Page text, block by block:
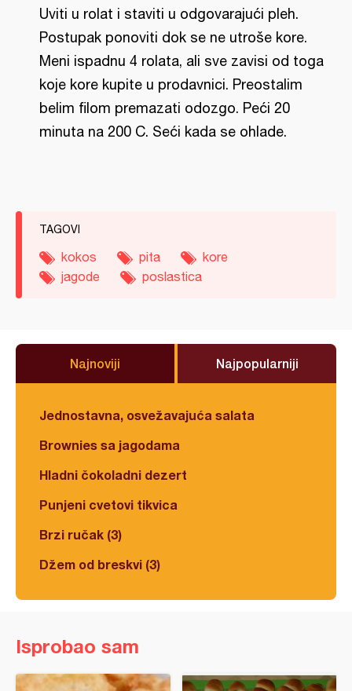
Uviti u rolat i staviti u odgovarajući pleh.
Postupak ponoviti dok se ne utroše kore.
Meni ispadnu 4 rolata, ali sve zavisi od toga
koje kore kupite u prodavnici. Preostalim
belim filom premazati odozgo. Peći 20
minuta na 200 C. Seći kada se ohlade.
TAGOVI
kokos pita
kore
jagode
poslastica
Najnoviji Najpopularniji
Jednostavna, osvežavajuća salata
Brownies sa jagodama
Hladni čokoladni dezert
Punjeni cvetovi tikvica
Brzi ručak (3)
Džem od breskvi (3)
Isprobao sam